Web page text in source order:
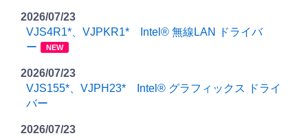
2026/07/23
VJS4R1*、VJPKR1* Intel® 無線LAN ドライバ
ー
NEW
2026/07/23
VJS155*、VJPH23* Intel® グラフィックス ドライ
バー
2026/07/23